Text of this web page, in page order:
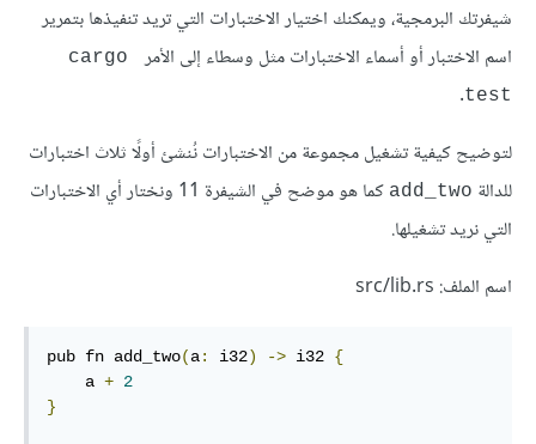
شيفرتك البرمجية، ويمكنك اختيار الاختبارات التي تريد تنفيذها بتمرير
اسم الاختبار أو أسماء الاختبارات مثل وسطاء إلى الأمر
cargo
test
.
لتوضيح كيفية تشغيل مجموعة من الاختبارات نُنشئ أولًا ثلاث اختبارات
للدالة add_two
كما هو موضح في الشيفرة 11 ونختار أي الاختبارات
التي نريد تشغيلها.
اسم الملف: src/lib.rs
pub fn add_two(a: i32) -> i32 {
    a
+ 2
}